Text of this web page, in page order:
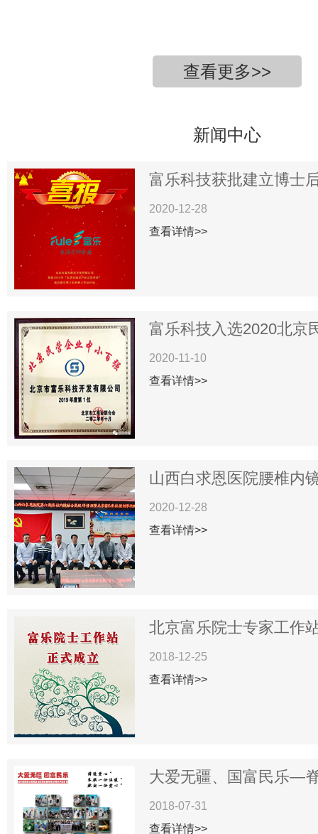
查看更多>>
新闻中心
富乐科技获批建立博士
2020-12-28
查看详情>>
富乐科技入选2020北京
2020-11-10
查看详情>>
山西白求恩医院腰椎内
2020-12-28
查看详情>>
北京富乐院士专家工作
2018-12-25
查看详情>>
大爱无疆、国富民乐—
2018-07-31
查看详情>>